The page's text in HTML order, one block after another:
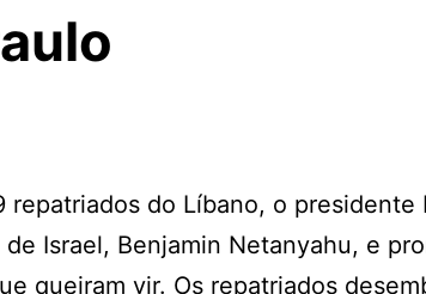
do Líbano, o presidente
Israel, Benjamin Netanyahu, e
queiram vir. Os repatriados